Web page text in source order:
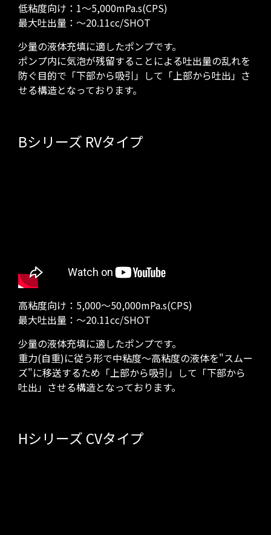
低粘度向け：1～5,000mPa.s(CPS)
最大吐出量：～20.11cc/SHOT
少量の液体充填に適したポンプです。
ポンプ内に気泡が残留することによる吐出量の乱れを
防ぐ目的で「下部から吸引」して「上部から吐出」さ
せる構造となっております。
Bシリーズ RVタイプ
高粘度向け：5,000～50,000mPa.s(CPS)
最大吐出量：～20.11cc/SHOT
少量の液体充填に適したポンプです。
重力(自重)に従う形で中粘度～高粘度の液体を"スムー
ズ"に移送するため「上部から吸引」して「下部から
吐出」させる構造となっております。
Hシリーズ CVタイプ